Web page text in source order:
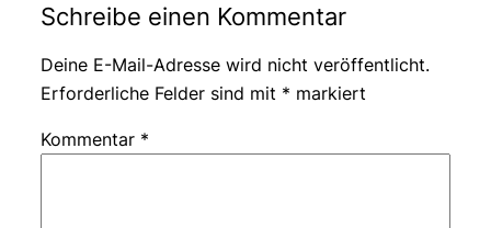
Schreibe einen Kommentar
Deine E-Mail-Adresse wird nicht veröffentlicht.
Erforderliche Felder sind mit * markiert
Kommentar *